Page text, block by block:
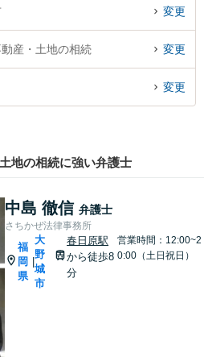
変更
産・土地の相続 変更
変更
地の相続に強い弁護士
中島 徹信 弁護士
さちかぜ法律事務所
福
岡
県
|
大
野
城
市
春日原駅
から徒歩8
分
営業時間：12:00~2
0:00（土日祝日）